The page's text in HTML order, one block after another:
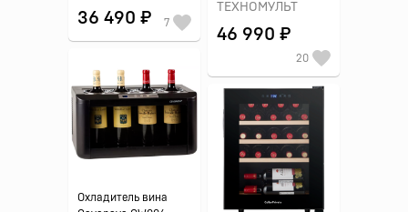
36 490 ₽ 7
ТЕХНОМУЛЬТ
46 990 ₽
20
Охладитель вина